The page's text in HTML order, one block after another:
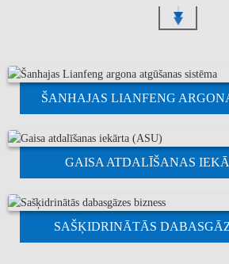
ŠANHAJAS LIANFENG
GAISA ATDALĪŠANAS
SAŠĶIDRINĀTĀS